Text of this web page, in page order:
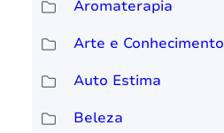
Aromaterapia
Arte e Conhecimento
Auto Estima
Beleza